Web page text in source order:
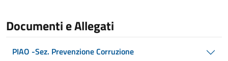
Documenti e Allegati
PIAO -Sez. Prevenzione Corruzione